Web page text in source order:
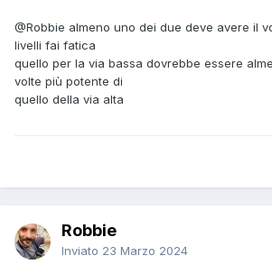
@Robbie almeno uno dei due deve avere il
livelli fai fatica
quello per la via bassa dovrebbe essere
volte più potente di
quello della via alta
Robbie
Inviato 23 Marzo 2024